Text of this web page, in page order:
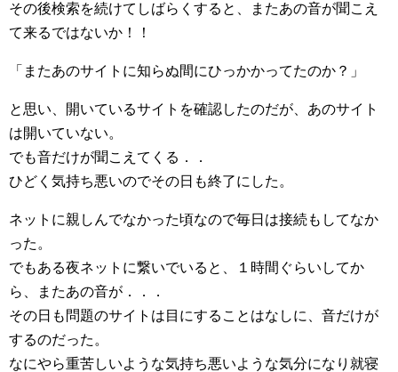
その後検索を続けてしばらくすると、またあの音が聞こえ
て来るではないか！！
「またあのサイトに知らぬ間にひっかかってたのか？」
と思い、開いているサイトを確認したのだが、あのサイト
は開いていない。
でも音だけが聞こえてくる．．
ひどく気持ち悪いのでその日も終了にした。
ネットに親しんでなかった頃なので毎日は接続もしてなか
った。
でもある夜ネットに繋いでいると、１時間ぐらいしてか
ら、またあの音が．．．
その日も問題のサイトは目にすることはなしに、音だけが
するのだった。
なにやら重苦しいような気持ち悪いような気分になり就寝